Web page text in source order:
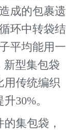
成的包裹遗
环中转袋结
平均能用一
新型集包袋
用传统编织
30%。
集包袋，